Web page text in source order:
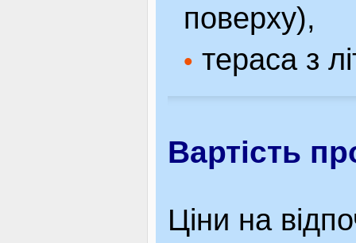
поверху),
• тераса з
Вартість
Ціни на